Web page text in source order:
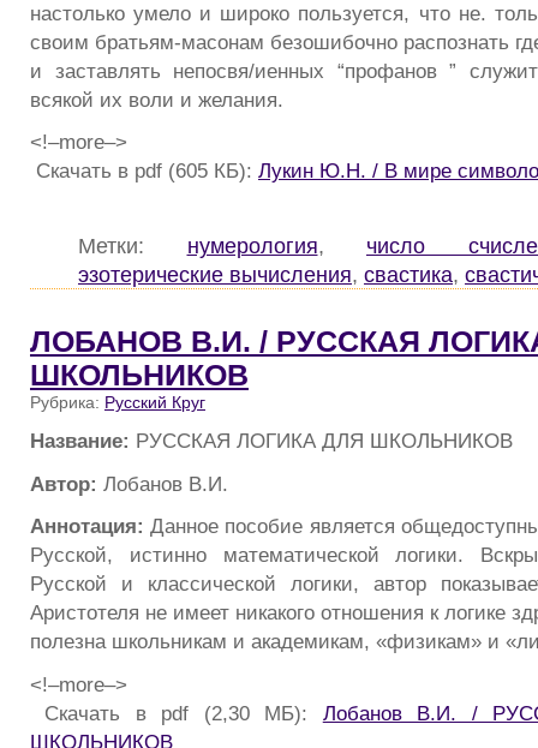
настолько умело и широко пользуется, что не.
своим братьям-масонам безошибочно распознать
и заставлять непосвя/иенных “профанов ”
всякой их воли и желания.
<!–more–>
Скачать в pdf (605 КБ): Лукин Ю.Н. / В мире
Метки: нумерология, число
эзотерические вычисления, свастика,
ЛОБАНОВ В.И. / РУССКАЯ
ШКОЛЬНИКОВ
Рубрика: Русский Круг
Название: РУССКАЯ ЛОГИКА ДЛЯ ШКОЛЬНИКОВ
Автор: Лобанов В.И.
Аннотация: Данное пособие является
Русской, истинно математической логики.
Русской и классической логики, автор
Аристотеля не имеет никакого отношения к логике
полезна школьникам и академикам, «физикам» и
<!–more–>
Скачать в pdf (2,30 МБ): Лобанов В.И. /
ШКОЛЬНИКОВ